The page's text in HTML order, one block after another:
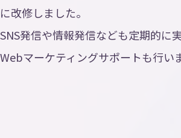
に改修しました。
SNS発信や情報発信なども定期的に
Webマーケティングサポートも行い